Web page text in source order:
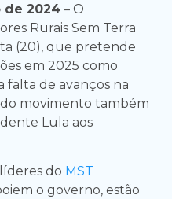
de 2024 – O
Rurais Sem Terra
(20), que pretende
em 2025 como
falta de avanços na
movimento também
Lula aos
do MST
o governo, estão